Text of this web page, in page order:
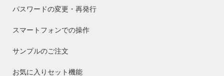
パスワードの変更・再発行
スマートフォンでの操作
サンプルのご注文
お気に入りセット機能